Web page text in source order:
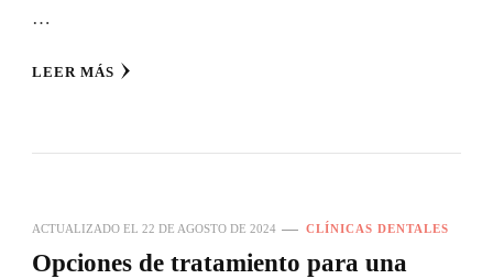
…
LEER MÁS
ACTUALIZADO EL 22 DE AGOSTO DE 2024 CLÍNICAS DENTALES
Opciones de tratamiento para una